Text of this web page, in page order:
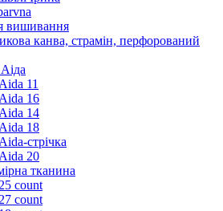
вишивання
канва, страмін, перфорований
Aida 11
Aida 16
Aida 14
Aida 18
Aida-стрічка
Aida 20
тканина
25 count
27 count